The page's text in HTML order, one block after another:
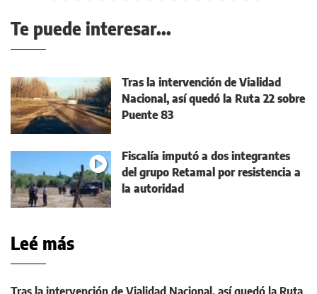
Te puede interesar...
Tras la intervención de Vialidad
Nacional, así quedó la Ruta 22 sobre
Puente 83
Fiscalía imputó a dos integrantes
del grupo Retamal por resistencia a
la autoridad
Leé más
Tras la intervención de Vialidad Nacional, así quedó la Ruta